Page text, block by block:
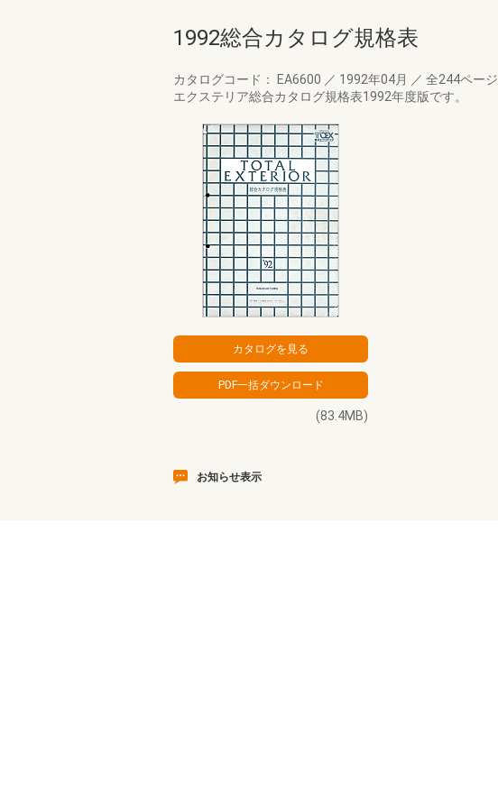
1992総合カタログ規格表
カタログコード： EA6600 ／ 1992年04月 ／ 全244ページ
エクステリア総合カタログ規格表1992年度版です。
(83.4MB)
お知らせ表示